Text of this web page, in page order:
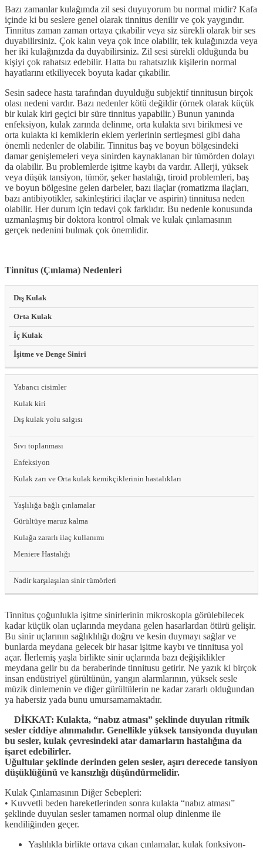
Bazı zamanlar kulağımda zil sesi duyuyorum bu normal midir? Kafa
içinde ki bu seslere genel olarak tinnitus denilir ve çok yaygındır.
Tinnitus zaman zaman ortaya çıkabilir veya siz sürekli olarak bir ses
duyabilirsiniz. Çok kalın veya çok ince olabilir, tek kulağınızda veya
her iki kulağınızda da duyabilirsiniz. Zil sesi sürekli olduğunda bu
kişiyi çok rahatsız edebilir. Hatta bu rahatsızlık kişilerin normal
hayatlarını etkiliyecek boyuta kadar çıkabilir.
Sesin sadece hasta tarafından duyulduğu subjektif tinnitusun birçok
olası nedeni vardır. Bazı nedenler kötü değildir (örnek olarak küçük
bir kulak kiri geçici bir süre tinnitus yapabilir.) Bunun yanında
enfeksiyon, kulak zarında delinme, orta kulakta sıvı birikmesi ve
orta kulakta ki kemiklerin eklem yerlerinin sertleşmesi gibi daha
önemli nedenler de olabilir. Tinnitus baş ve boyun bölgesindeki
damar genişlemeleri veya sinirden kaynaklanan bir tümörden dolayı
da olabilir. Bu problemlerde işitme kaybı da vardır. Allerji, yüksek
veya düşük tansiyon, tümör, şeker hastalığı, tiroid problemleri, baş
ve boyun bölgesine gelen darbeler, bazı ilaçlar (romatizma ilaçları,
bazı antibiyotikler, sakinleştirici ilaçlar ve aspirin) tinnitusa neden
olabilir. Her durum için tedavi çok farklıdır. Bu nedenle konusunda
uzmanlaşmış bir doktora kontrol olmak ve kulak çınlamasının
gerçek nedenini bulmak çok önemlidir.
Tinnitus (Çınlama) Nedenleri
Dış Kulak
Orta Kulak
İç Kulak
İşitme ve Denge Siniri
Yabancı cisimler
Kulak kiri
Dış kulak yolu salgısı
Sıvı toplanması
Enfeksiyon
Kulak zarı ve Orta kulak kemikçiklerinin hastalıkları
Yaşlılığa bağlı çınlamalar
Gürültüye maruz kalma
Kulağa zararlı ilaç kullanımı
Meniere Hastalığı
Nadir karşılaşılan sinir tümörleri
Tinnitus çoğunlukla işitme sinirlerinin mikroskopla görülebilecek
kadar küçük olan uçlarında meydana gelen hasarlardan ötürü gelişir.
Bu sinir uçlarının sağlıklılığı doğru ve kesin duymayı sağlar ve
bunlarda meydana gelecek bir hasar işitme kaybı ve tinnitusa yol
açar. İlerlemiş yaşla birlikte sinir uçlarında bazı değişiklikler
meydana gelir bu da beraberinde tinnitusu getirir. Ne yazık ki birçok
insan endüstriyel gürültünün, yangın alarmlarının, yüksek sesle
müzik dinlemenin ve diğer gürültülerin ne kadar zararlı olduğundan
ya habersiz yada bunu umursamamaktadır.
DİKKAT: Kulakta, “nabız atması” şeklinde duyulan ritmik
sesler ciddiye alınmalıdır. Genellikle yüksek tansiyonda duyulan
bu sesler, kulak çevresindeki atar damarların hastalığına da
işaret edebilirler.
Uğultular şeklinde derinden gelen sesler, aşırı derecede tansi­yon
düşüklüğünü ve kansızlığı düşündürmelidir.
Kulak Çınlamasının Diğer Sebepleri:
• Kuvvetli beden hareketlerinden sonra kulakta “nabız atması”
şeklinde duyulan sesler tamamen normal olup dinlenme ile
kendiliğinden geçer.
Yaşlılıkla birlikte ortaya çıkan çınlamalar, kulak fonksiyon­